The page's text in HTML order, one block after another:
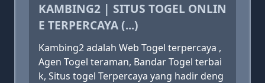
KAMBING2 | SITUS TOGEL ONLIN
E TERPERCAYA (...)
Kambing2 adalah Web Togel terpercaya ,
Agen Togel teraman, Bandar Togel terbai
k, Situs togel Terpercaya yang hadir deng